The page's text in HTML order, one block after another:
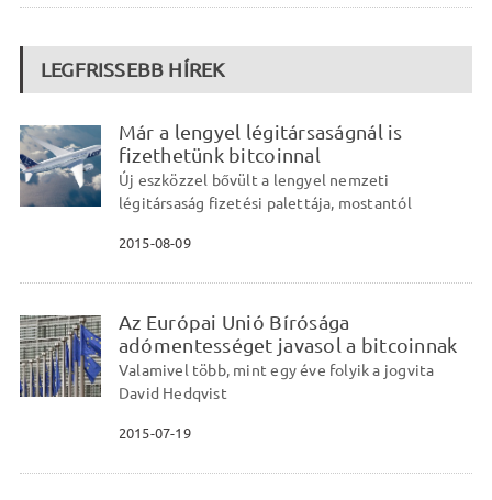
LEGFRISSEBB HÍREK
Már a lengyel légitársaságnál is
fizethetünk bitcoinnal
Új eszközzel bővült a lengyel nemzeti
légitársaság fizetési palettája, mostantól
2015-08-09
Az Európai Unió Bírósága
adómentességet javasol a bitcoinnak
Valamivel több, mint egy éve folyik a jogvita
David Hedqvist
2015-07-19